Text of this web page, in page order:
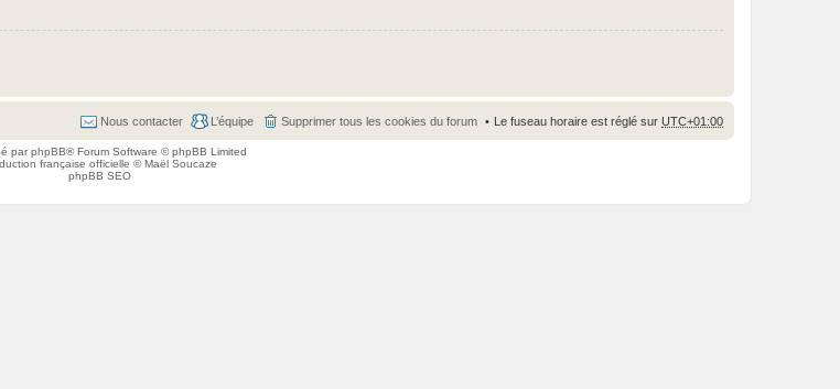
Le fuseau horaire est réglé sur UTC+01:00
Supprimer tous les cookies du forum
L’équipe
Nous contacter
parphpBB® Forum Software © phpBB Limited
française officielle ©Maël Soucaze
phpBB SEO